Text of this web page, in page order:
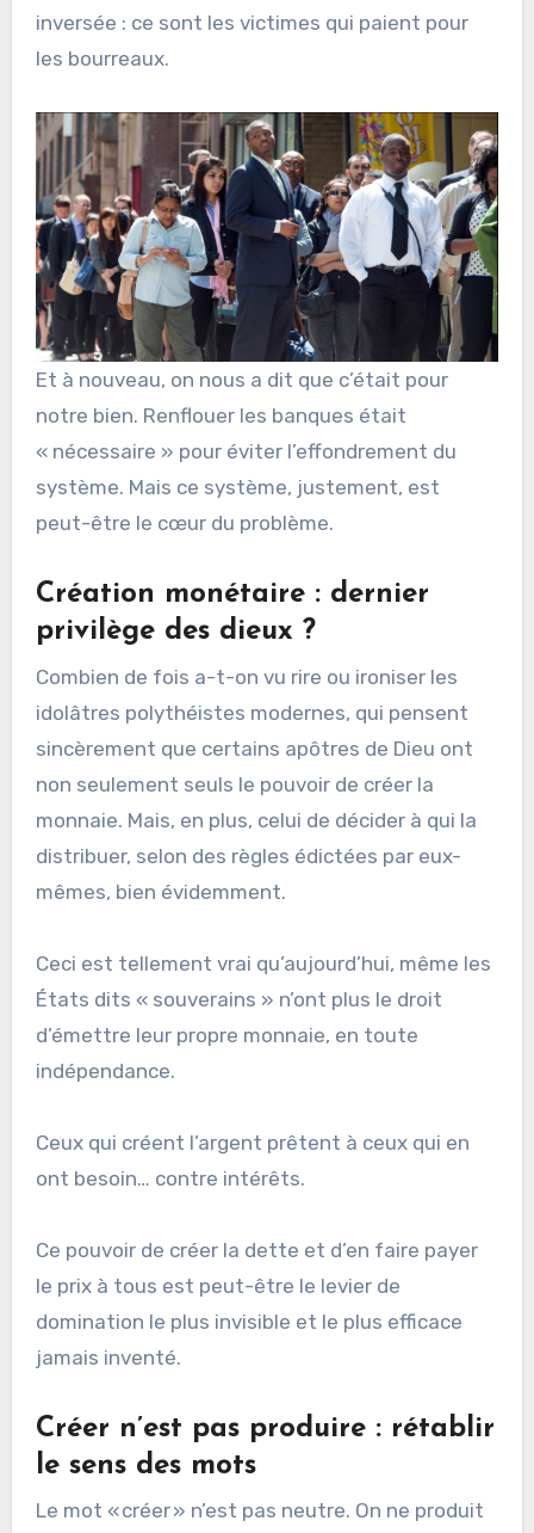
inversée : ce sont les victimes qui paient pour
les bourreaux.
Et à nouveau, on nous a dit que c’était pour
notre bien. Renflouer les banques était
« nécessaire » pour éviter l’effondrement du
système. Mais ce système, justement, est
peut-être le cœur du problème.
Création monétaire : dernier
privilège des dieux ?
Combien de fois a-t-on vu rire ou ironiser les
idolâtres polythéistes modernes, qui pensent
sincèrement que certains apôtres de Dieu ont
non seulement seuls le pouvoir de créer la
monnaie. Mais, en plus, celui de décider à qui la
distribuer, selon des règles édictées par eux-
mêmes, bien évidemment.
Ceci est tellement vrai qu’aujourd’hui, même les
États dits « souverains » n’ont plus le droit
d’émettre leur propre monnaie, en toute
indépendance.
Ceux qui créent l’argent prêtent à ceux qui en
ont besoin… contre intérêts.
Ce pouvoir de créer la dette et d’en faire payer
le prix à tous est peut-être le levier de
domination le plus invisible et le plus efficace
jamais inventé.
Créer n’est pas produire : rétablir
le sens des mots
Le mot « créer » n’est pas neutre. On ne produit